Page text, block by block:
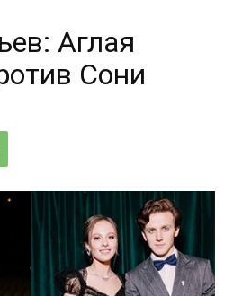
журналАглая
Сони